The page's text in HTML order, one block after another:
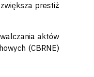
prestiż
aktów
(CBRNE)